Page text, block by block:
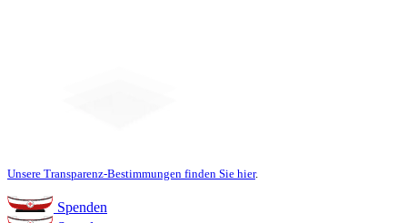
Unsere Transparenz-Bestimmungen finden Sie hier.
Spenden